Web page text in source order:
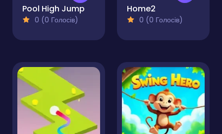
Pool High Jump
0 (0 Голосів)
Home2
0 (0 Голосів)